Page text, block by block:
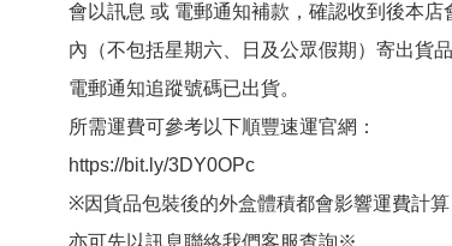
會以訊息 或 電郵通知補款，確認收到後本店
內（不包括星期六、日及公眾假期）寄出貨
電郵通知追蹤號碼已出貨。
所需運費可參考以下順豐速運官網：
https://bit.ly/3DY0OPc
※因貨品包裝後的外盒體積都會影響運費計
亦可先以訊息聯絡我們客服查詢※